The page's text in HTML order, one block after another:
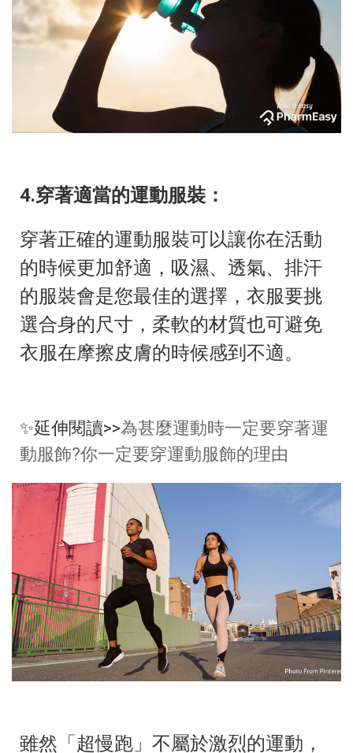
4.穿著適當的運動服裝：
穿著正確的運動服裝可以讓你在活動
的時候更加舒適，吸濕、透氣、排汗
的服裝會是您最佳的選擇，衣服要挑
選合身的尺寸，柔軟的材質也可避免
衣服在摩擦皮膚的時候感到不適。
✨延伸閱讀>>為甚麼運動時一定要穿著運
動服飾?你一定要穿運動服飾的理由
雖然「超慢跑」不屬於激烈的運動，